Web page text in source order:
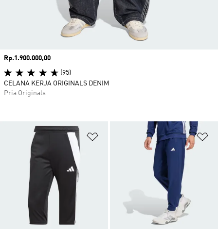
Tambahkan ke Wishlist
Harga
Rp.1.900.000,00
(95)
CELANA KERJA ORIGINALS DENIM
Pria Originals